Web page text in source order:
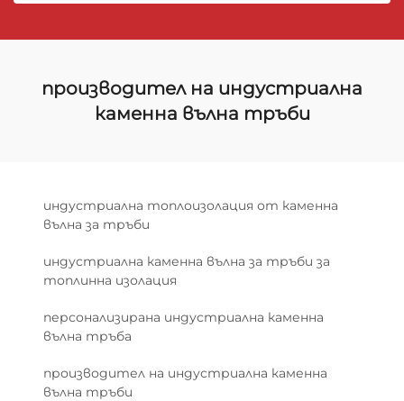
производител на индустриална
каменна вълна тръби
индустриална топлоизолация от каменна
вълна за тръби
индустриална каменна вълна за тръби за
топлинна изолация
персонализирана индустриална каменна
вълна тръба
производител на индустриална каменна
вълна тръби